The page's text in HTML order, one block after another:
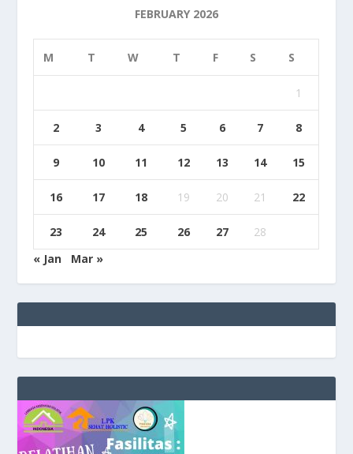
FEBRUARY 2026
M T W T F S S
1
2 3 4 5 6 7 8
9 10 11 12 13 14 15
16 17 18 19 20 21 22
23 24 25 26 27
28
« Jan
Mar »
b
9
9
c